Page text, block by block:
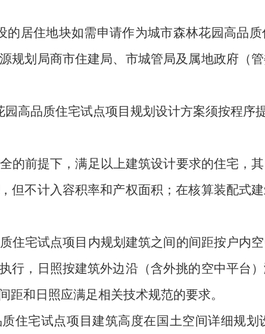
的居住地块如需申请作为城市森林花园高品
规划局商市住建局、市城管局及属地政府（
园高品质住宅试点项目规划设计方案须按程序
的前提下，满足以上建筑设计要求的住宅，
但不计入容积率和产权面积；在核算装配式
住宅试点项目内规划建筑之间的间距按户内
行，日照按建筑外边沿（含外挑的空中平台
距和日照应满足相关技术规范的要求。
质住宅试点项目建筑高度在国土空间详细规